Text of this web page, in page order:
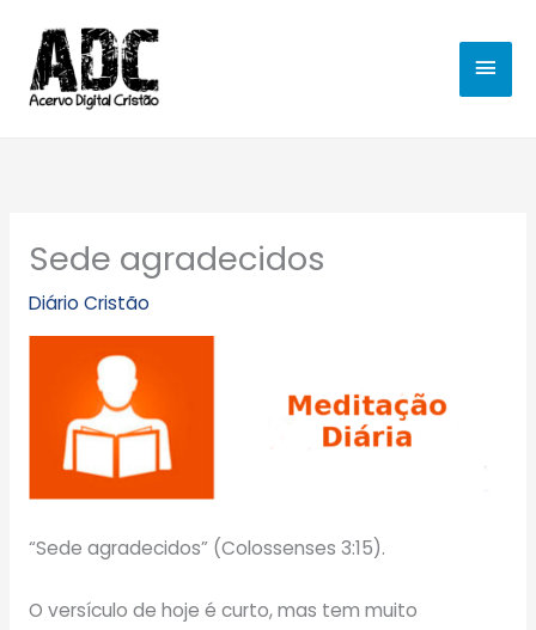
para
conteúdo
Sede agradecidos
Diário Cristão
“Sede agradecidos” (Colossenses 3:15).
O versículo de hoje é curto, mas tem muito